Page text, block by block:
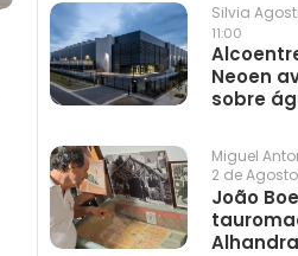
Silvia
11:00
Neoen
sobre
Miguel
2 de
João
Alhandra